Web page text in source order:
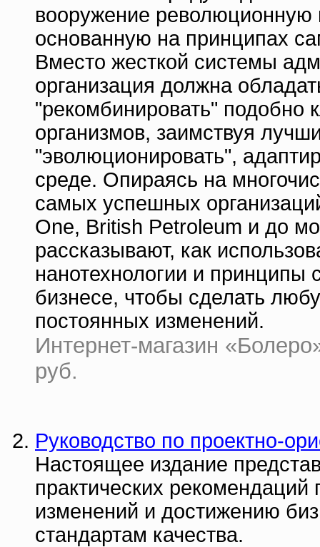
вооружение революционную
основанную на принципах
Вместо жесткой системы
организация должна
"рекомбинировать"
организмов, заимствуя
"эволюционировать",
среде. Опираясь на
самых успешных
One, British Petroleum и до
рассказывают, как
нанотехнологии и принципы
бизнесе, чтобы сделать
постоянных изменений.
Интернет-магазин
руб.
Руководство по проектно-
Настоящее издание
практических рекомендаций
изменений и достижению
стандартам качества.